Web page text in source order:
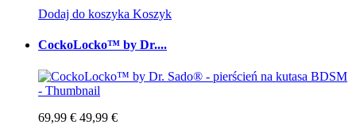
Dodaj do koszyka Koszyk
CockoLocko™ by Dr....
69,99 € 49,99 €